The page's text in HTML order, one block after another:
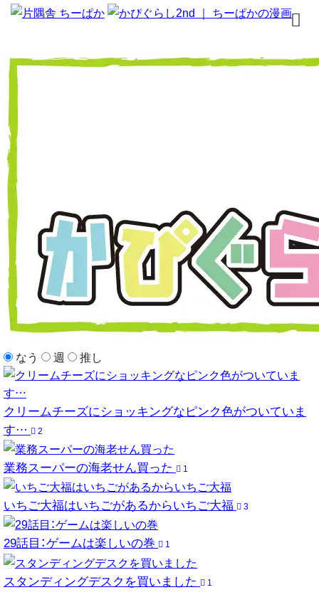
なう 週 推し
クリームチーズにショッキングなピンク色がついていま
す…
2
業務スーパーの海老せん買った 1
いちご大福はいちごがあるからいちご大福 3
29話目：ゲームは楽しいの巻 1
スタンディングデスクを買いました 1
トップページ
お問合せ